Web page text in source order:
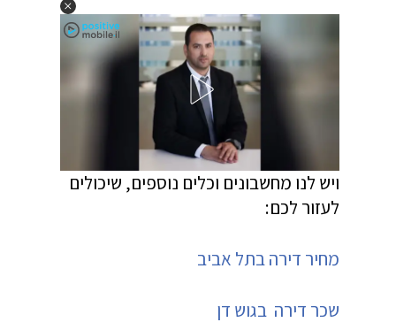
ויש לנו מחשבונים וכלים נוספים, שיכולים
לעזור לכם:
מחיר דירה בתל אביב
שכר דירה בגוש דן